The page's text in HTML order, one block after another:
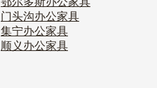
门头沟办公家具
集宁办公家具
顺义办公家具